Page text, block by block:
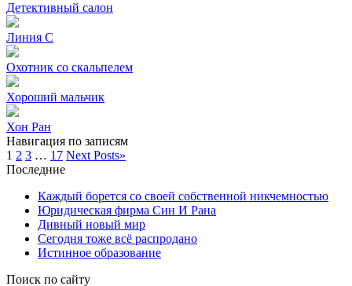
Детективный салон
Линия С
Охотник со скальпелем
Хороший мальчик
Хон Ран
Навигация по записям
1 2 3 … 17 Next Posts»
Последние
Каждый борется со своей собственной никчемностью
Юридическая фирма Син И Рана
Дивный новый мир
Сегодня тоже всё распродано
Истинное образование
Поиск по сайту